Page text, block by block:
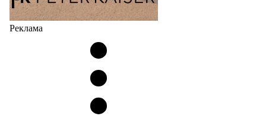
Реклама